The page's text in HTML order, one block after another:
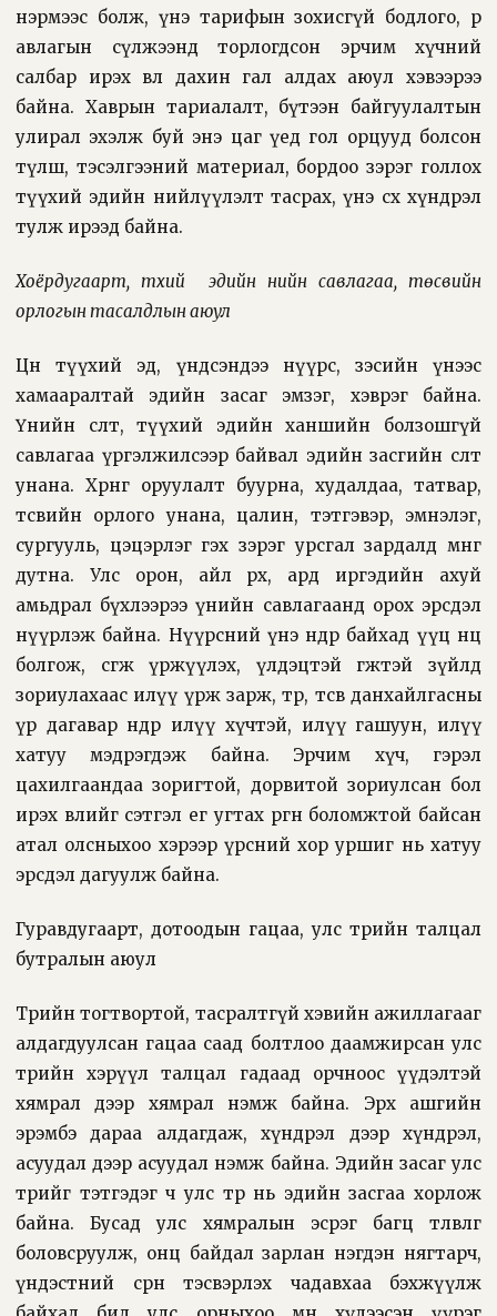
нэрмээс болж, үнэ тарифын зохисгүй бодлого, өр
авлагын сүлжээнд торлогдсон эрчим хүчний
салбар ирэх өвөл дахин гал алдах аюул хэвээрээ
байна. Хаврын тариалалт, бүтээн байгуулалтын
улирал эхэлж буй энэ цаг үед гол орцууд болсон
түлш, тэсэлгээний материал, бордоо зэрэг голлох
түүхий эдийн нийлүүлэлт тасрах, үнэ өсөх хүндрэл
тулж ирээд байна.
Хоёрдугаарт, түүхий эдийн үнийн савлагаа, төсвийн
орлогын тасалдлын аюул
Цөөн түүхий эд, үндсэндээ нүүрс, зэсийн үнээс
хамааралтай эдийн засаг эмзэг, хэврэг байна.
Үнийн өсөлт, түүхий эдийн ханшийн болзошгүй
савлагаа үргэлжилсээр байвал эдийн засгийн өсөлт
унана. Хөрөнгө оруулалт буурна, худалдаа, татвар,
төсвийн орлого унана, цалин, тэтгэвэр, эмнэлэг,
сургууль, цэцэрлэг гэх зэрэг урсгал зардалд мөнгө
дутна. Улс орон, айл өрх, ард иргэдийн ахуй
амьдрал бүхлээрээ үнийн савлагаанд орох эрсдэл
нүүрлэж байна. Нүүрсний үнэ өндөр байхад үүц нөөц
болгож, өсгөж үржүүлэх, үлдэцтэй өгөөжтэй зүйлд
зориулахаас илүү үрж зарж, төр, төсвөө данхайлгасны
үр дагавар өнөөдөр илүү хүчтэй, илүү гашуун, илүү
хатуу мэдрэгдэж байна. Эрчим хүч, гэрэл
цахилгаандаа зоригтой, дорвитой зориулсан бол
ирэх өвлийг сэтгэл өег угтах өргөн боломжтой байсан
атал олсныхоо хэрээр үрсний хор уршиг нь хатуу
эрсдэл дагуулж байна.
Гуравдугаарт, дотоодын гацаа, улс төрийн талцал
бутралын аюул
Төрийн тогтвортой, тасралтгүй хэвийн ажиллагааг
алдагдуулсан гацаа саад болтлоо даамжирсан улс
төрийн хэрүүл талцал гадаад орчноос үүдэлтэй
хямрал дээр хямрал нэмж байна. Эрх ашгийн
эрэмбэ дараа алдагдаж, хүндрэл дээр хүндрэл,
асуудал дээр асуудал нэмж байна. Эдийн засаг улс
төрийг тэтгэдэг ч улс төр нь эдийн засгаа хорлож
байна. Бусад улс хямралын эсрэг багц төлөвлөгөө
боловсруулж, онц байдал зарлан нэгдэн нягтарч,
үндэстний сөрөн тэсвэрлэх чадавхаа бэхжүүлж